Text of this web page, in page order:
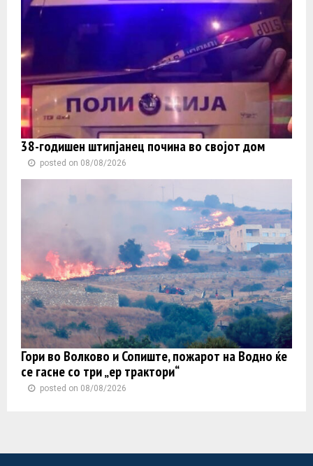
38-годишен штипјанец почина во својот дом
posted on 08/08/2026
Гори во Волково и Сопиште, пожарот на Водно ќе
се гасне со три „ер трактори“
posted on 08/08/2026